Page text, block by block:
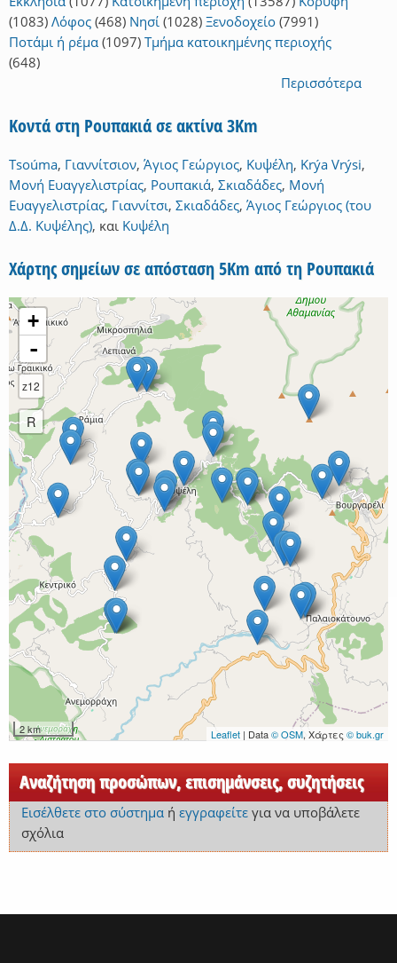
(1083) Λόφος (468) Νησί (1028) Ξενοδοχείο (7991)
Ποτάμι ή ρέμα (1097) Τμήμα κατοικημένης περιοχής
(648)
Περισσότερα
Κοντά στη Ρουπακιά σε ακτίνα 3Km
Tsoúma, Γιαννίτσιον, Άγιος Γεώργιος, Κυψέλη, Krýa Vrýsi,
Μονή Ευαγγελιστρίας, Ρουπακιά, Σκιαδάδες, Μονή
Ευαγγελιστρίας, Γιαννίτσι, Σκιαδάδες, Άγιος Γεώργιος (του
Δ.Δ. Κυψέλης), και Κυψέλη
Χάρτης σημείων σε απόσταση 5Km από τη Ρουπακιά
+
-
z12
R
2 km Leaflet | Data© OSM, Χάρτες © buk.gr
Αναζήτηση προσώπων, επισημάνσεις, συζητήσεις
Εισέλθετε στο σύστημαή εγγραφείτεγια να υποβάλετε
σχόλια